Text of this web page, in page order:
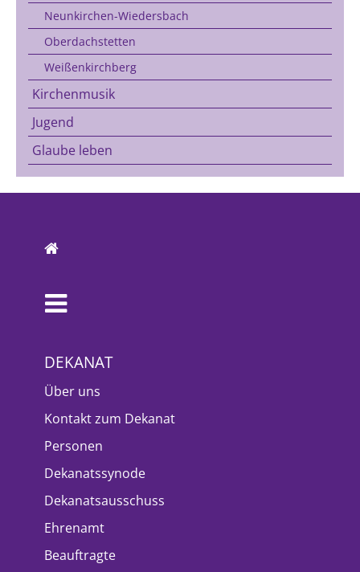
Neunkirchen-Wiedersbach
Oberdachstetten
Weißenkirchberg
Kirchenmusik
Jugend
Glaube leben
DEKANAT
Über uns
Kontakt zum Dekanat
Personen
Dekanatssynode
Dekanatsausschuss
Ehrenamt
Beauftragte